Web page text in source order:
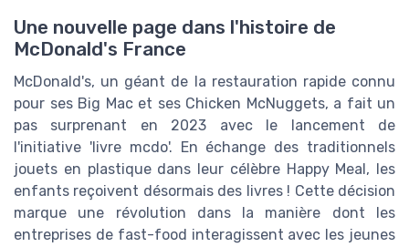
Une nouvelle page dans l'histoire de
McDonald's France
McDonald's, un géant de la restauration rapide connu
pour ses Big Mac et ses Chicken McNuggets, a fait un
pas surprenant en 2023 avec le lancement de
l'initiative 'livre mcdo'. En échange des traditionnels
jouets en plastique dans leur célèbre Happy Meal, les
enfants reçoivent désormais des livres ! Cette décision
marque une révolution dans la manière dont les
entreprises de fast-food interagissent avec les jeunes